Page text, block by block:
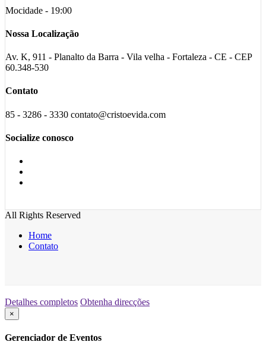
Mocidade - 19:00
Nossa Localização
Av. K, 911 - Planalto da Barra - Vila velha - Fortaleza - CE - CEP
60.348-530
Contato
85 - 3286 - 3330 contato@cristoevida.com
Socialize conosco
All Rights Reserved
Home
Contato
Detalhes completos Obtenha direcções
×
Gerenciador de Eventos